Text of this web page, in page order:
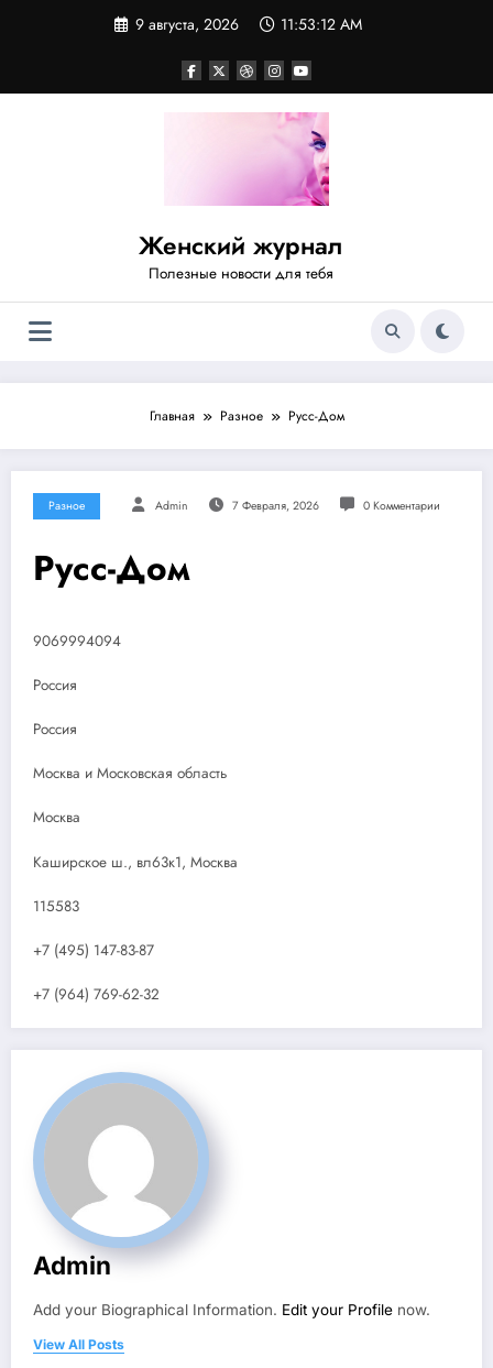
9 августа, 2026 11:53:12 AM
Женский журнал
Полезные новости для тебя
Главная Разное Русс-Дом
Разное Admin 7 Февраля, 2026 0 Комментарии
Русс-Дом
9069994094
Россия
Россия
Москва и Московская область
Москва
Каширское ш., вл63к1, Москва
115583
+7 (495) 147-83-87
+7 (964) 769-62-32
Admin
Add your Biographical Information. Edit your Profile now.
View All Posts